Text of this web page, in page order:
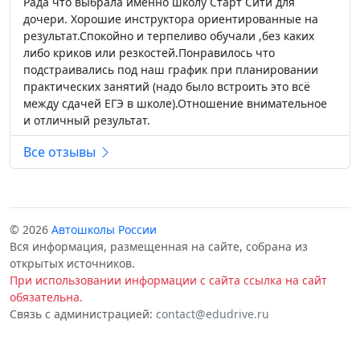
дочери. Хорошие инструктора ориентированные на
результат.Спокойно и терпеливо обучали ,без каких
либо криков или резкостей.Понравилось что
подстраивались под наш график при планировании
практических занятий (надо было встроить это всё
между сдачей ЕГЭ в школе).Отношение внимательное
и отличный результат.
Все отзывы
© 2026 Автошколы России
Вся информация, размещенная на сайте, собрана из
открытых источников.
При использовании информации с сайта ссылка на сайт
обязательна.
Связь с администрацией: contact@edudrive.ru